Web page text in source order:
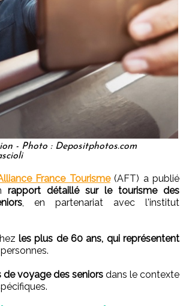
- Photo : Depositphotos.com
France Tourisme(AFT) a publié
rapport détaillé sur le tourisme des
, en partenariat avec l'institut
les plus de 60 ans, qui représentent
voyage des seniors dans le contexte